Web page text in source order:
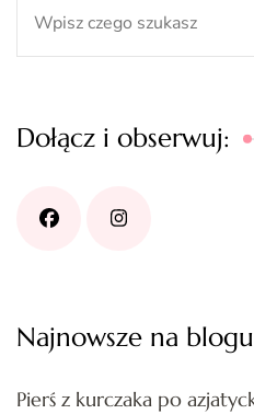
Dołącz i obserwuj:
Najnowsze na blogu
Pierś z kurczaka po